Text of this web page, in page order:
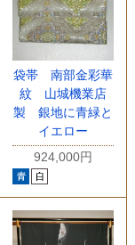
袋帯 南部金彩華
紋 山城機業店
製 銀地に青緑と
イエロー
924,000円